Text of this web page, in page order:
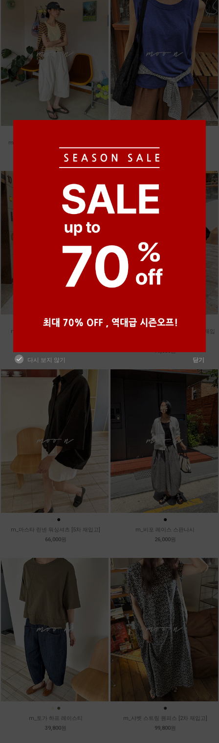
m_헤세드 스티치 데님팬츠 [4차 재입고]
87,000원
28,000원
● ●
m_밴프 핀턱 린넨스커트 [3차 재입고]
● ●
m_훌 케미컬 슬리브리스 원피스 [2차 재입
79,000원
●
m_마스타 린넨 워싱셔츠 [5차 재입고]
66,000원
●
m_비포 레이스 스판나시
26,000원
●
m_토가 하프 레이스티
39,800원
●
m_샤벳 스트링 원피스 [2차 재입고]
99,800원
다시 보지 않기 닫기